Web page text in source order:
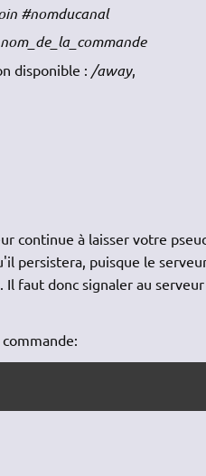
#nomducanal
disponible : /away,
continue à laisser votre
persistera, puisque le
faut donc signaler au